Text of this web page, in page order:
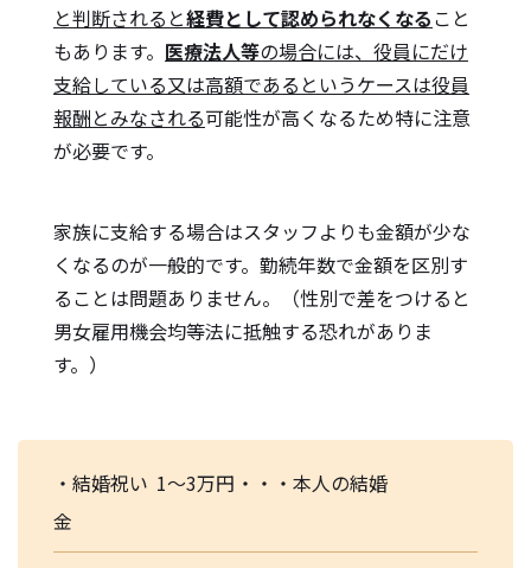
と判断されると経費として認められなくなること
もあります。 医療法人等の場合には、役員にだけ
支給している又は高額であるというケースは役員
報酬とみなされる可能性が高くなるため特に注意
が必要です。
家族に支給する場合はスタッフよりも金額が少な
くなるのが一般的です。勤続年数で金額を区別す
ることは問題ありません。（性別で差をつけると
男女雇用機会均等法に抵触する恐れがありま
す。）
・結婚祝い
金
1～3万円 ・・・ 本人の結婚